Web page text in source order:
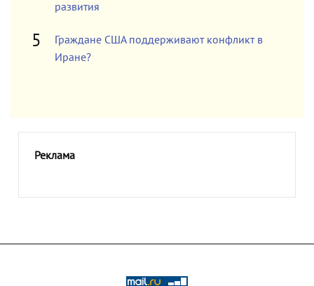
развития
Граждане США поддерживают конфликт в
Иране?
Реклама